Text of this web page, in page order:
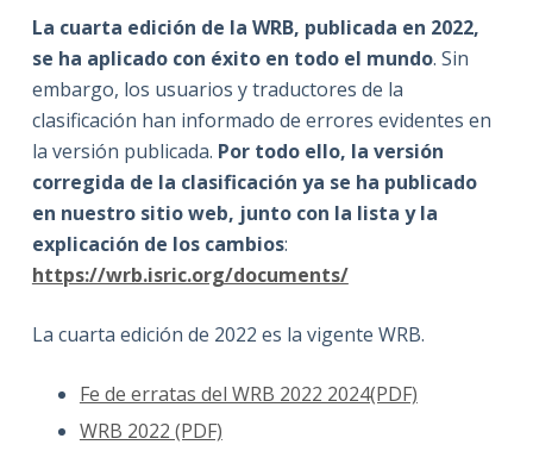
La cuarta edición de la WRB, publicada en 2022,
se ha aplicado con éxito en todo el mundo. Sin
embargo, los usuarios y traductores de la
clasificación han informado de errores evidentes en
la versión publicada. Por todo ello, la versión
corregida de la clasificación ya se ha publicado
en nuestro sitio web, junto con la lista y la
explicación de los cambios:
https://wrb.isric.org/documents/
La cuarta edición de 2022 es la vigente WRB.
Fe de erratas del WRB 2022 2024(PDF)
WRB 2022 (PDF)